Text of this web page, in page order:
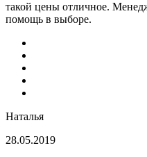
такой цены отличное.
помощь в выборе.
Наталья
28.05.2019